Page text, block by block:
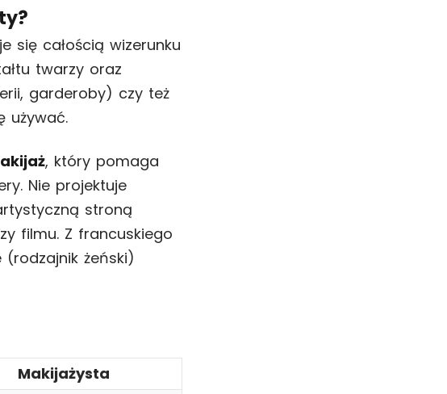
się całością wizerunku
twarzy oraz
garderoby) czy też
używać.
, który pomaga
Nie projektuje
stroną
filmu. Z francuskiego
żeński)
Makijażysta